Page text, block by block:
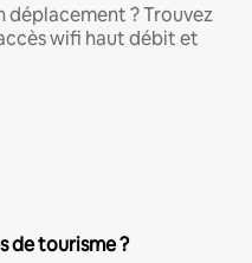
déplacement ? Trouvez
wifi haut débit et
de tourisme ?